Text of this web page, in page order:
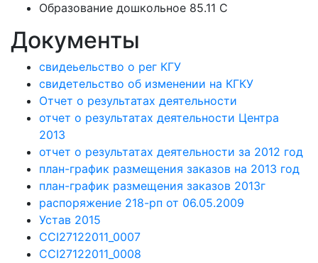
Образование дошкольное 85.11 C
Документы
свидеьельство о рег КГУ
свидетельство об изменении на КГКУ
Отчет о результатах деятельности
отчет о результатах деятельности Центра
2013
отчет о результатах деятельности за 2012 год
план-график размещения заказов на 2013 год
план-график размещения заказов 2013г
распоряжение 218-рп от 06.05.2009
Устав 2015
CCI27122011_0007
CCI27122011_0008